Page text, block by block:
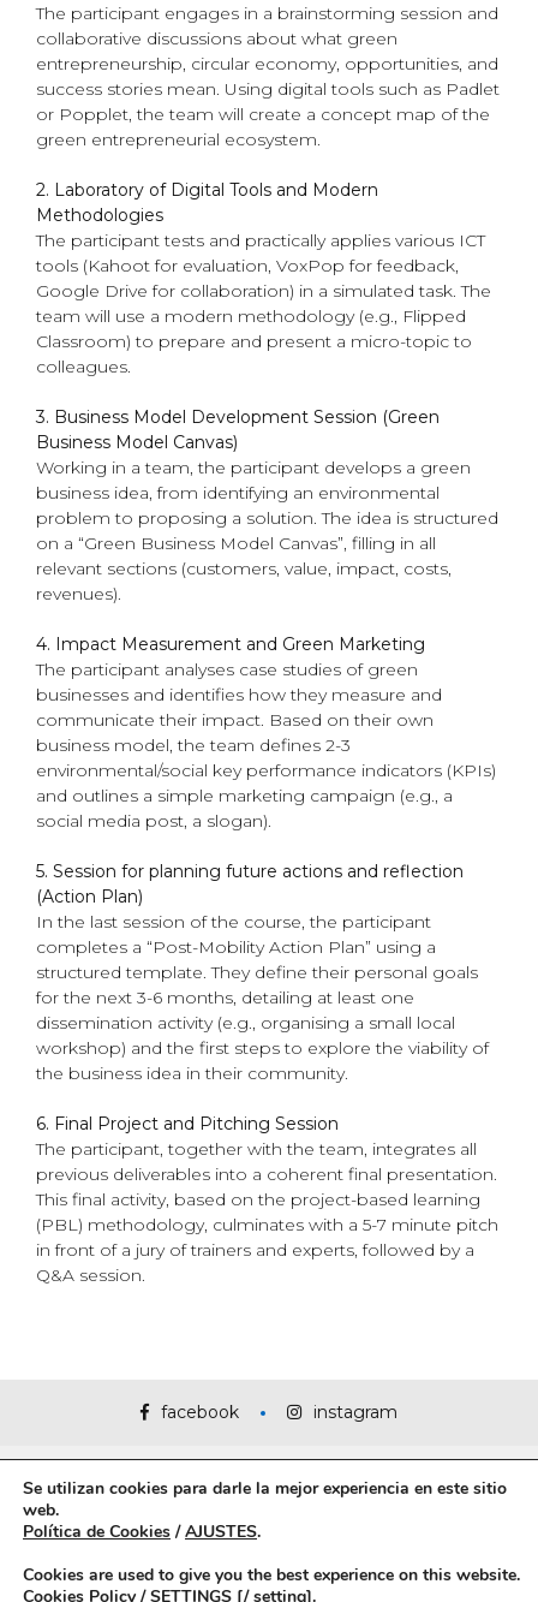
The participant engages in a brainstorming session and
collaborative discussions about what green
entrepreneurship, circular economy, opportunities, and
success stories mean. Using digital tools such as Padlet
or Popplet, the team will create a concept map of the
green entrepreneurial ecosystem.
2. Laboratory of Digital Tools and Modern
Methodologies
The participant tests and practically applies various ICT
tools (Kahoot for evaluation, VoxPop for feedback,
Google Drive for collaboration) in a simulated task. The
team will use a modern methodology (e.g., Flipped
Classroom) to prepare and present a micro-topic to
colleagues.
3. Business Model Development Session (Green
Business Model Canvas)
Working in a team, the participant develops a green
business idea, from identifying an environmental
problem to proposing a solution. The idea is structured
on a “Green Business Model Canvas”, filling in all
relevant sections (customers, value, impact, costs,
revenues).
4. Impact Measurement and Green Marketing
The participant analyses case studies of green
businesses and identifies how they measure and
communicate their impact. Based on their own
business model, the team defines 2-3
environmental/social key performance indicators (KPIs)
and outlines a simple marketing campaign (e.g., a
social media post, a slogan).
5. Session for planning future actions and reflection
(Action Plan)
In the last session of the course, the participant
completes a “Post-Mobility Action Plan” using a
structured template. They define their personal goals
for the next 3-6 months, detailing at least one
dissemination activity (e.g., organising a small local
workshop) and the first steps to explore the viability of
the business idea in their community.
6. Final Project and Pitching Session
The participant, together with the team, integrates all
previous deliverables into a coherent final presentation.
This final activity, based on the project-based learning
(PBL) methodology, culminates with a 5-7 minute pitch
in front of a jury of trainers and experts, followed by a
Q&A session.
facebook instagram
Copyright ©INNETICA. All Rights Reserved.
Se utilizan cookies para darle la mejor experiencia en este sitio
web.
Política de Cookies /AJUSTES.
Cookies are used to give you the best experience on this website.
Cookies Policy/SETTINGS [/ setting].